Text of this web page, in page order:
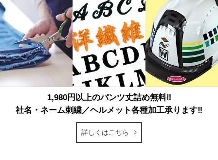
1,980円以上のパンツ丈詰め無料‼
社名・ネーム刺繍／ヘルメット各種加工承ります‼
詳しくはこちら